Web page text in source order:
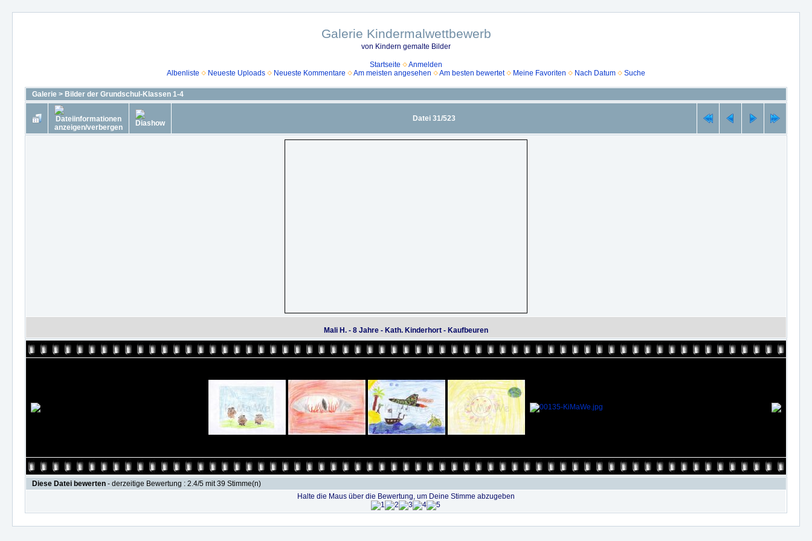
Galerie Kindermalwettbewerb
von Kindern gemalte Bilder
Startseite
Anmelden
Albenliste
Neueste Uploads Neueste Kommentare Am meisten angesehen Am besten bewertet Meine Favoriten Nach Datum Suche
Galerie > Bilder der Grundschul-Klassen 1-4
Datei 31/523
Mali H. - 8 Jahre - Kath. Kinderhort - Kaufbeuren
Diese Datei bewerten - derzeitige Bewertung : 2.4/5 mit 39 Stimme(n)
Halte die Maus über die Bewertung, um Deine Stimme abzugeben